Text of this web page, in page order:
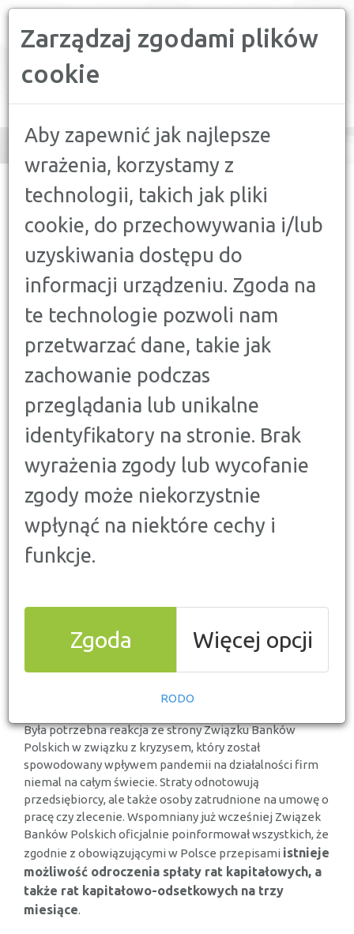
Zarządzaj zgodami plików
cookie
Aby zapewnić jak najlepsze
wrażenia, korzystamy z
technologii, takich jak pliki
cookie, do przechowywania i/lub
uzyskiwania dostępu do
informacji urządzeniu. Zgoda na
te technologie pozwoli nam
przetwarzać dane, takie jak
zachowanie podczas
przeglądania lub unikalne
identyfikatory na stronie. Brak
wyrażenia zgody lub wycofanie
zgody może niekorzystnie
wpłynąć na niektóre cechy i
funkcje.
Zgoda Więcej opcji
RODO
navigation
SPŁATA KREDYTU - CO MOŻESZ ZROBIĆ?
AKTUALNOŚCI
KORONAWIRUS A SPŁATA
KREDYTU - CO MOŻESZ ZROBIĆ?
18 MARCA 2020
Pandemia koronawirusa wpływa na sytuację
gospodarczą w Polsce i na świecie. Wiele osób
odnotowuje straty w przychodach swoich
działalności gospodarczych, dużo osób nie może
wykonywać swojej pracy zarobkowej. Jak
poradzić sobie w takiej sytuacji ze spłatą
kredytu? Zobacz, jakie decyzje zostały podjęte
przez banki w Polsce.
Koronawirus a odroczenie
spłat kredytów
Była potrzebna reakcja ze strony Związku Banków
Polskich w związku z kryzysem, który został
spowodowany wpływem pandemii na działalności firm
niemal na całym świecie. Straty odnotowują
przedsiębiorcy, ale także osoby zatrudnione na umowę o
pracę czy zlecenie. Wspomniany już wcześniej Związek
Banków Polskich oficjalnie poinformował wszystkich, że
zgodnie z obowiązującymi w Polsce przepisami istnieje
możliwość odroczenia spłaty rat kapitałowych, a
także rat kapitałowo-odsetkowych na trzy
miesiące.